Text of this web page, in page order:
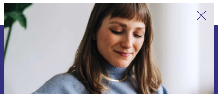
Inscrivez-vous à notre newsletter pour
la première fois et économisez 15 € !
Ne manquez plus aucune offre.